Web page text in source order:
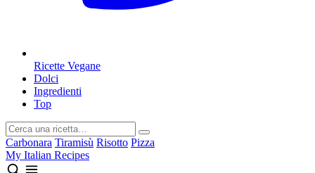
Ricette Vegane
Dolci
Ingredienti
Top
Carbonara Tiramisù Risotto Pizza
My Italian Recipes